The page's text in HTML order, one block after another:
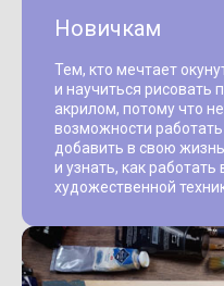
Новичкам
Тем, кто мечтает
и научиться рисовать
акрилом, потому что
возможности
добавить в свою
и узнать, как работать
художественной